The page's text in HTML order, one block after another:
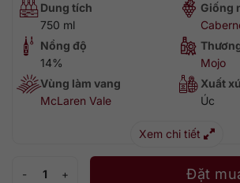
Dung tích
750 ml
Giống
Nồng độ
14%
Mojo
Vùng làm vang
McLaren Vale
Xuất
Úc
Xem chi tiết
Mojo 03 Cabernet Sauvignon số lượng
Đặt